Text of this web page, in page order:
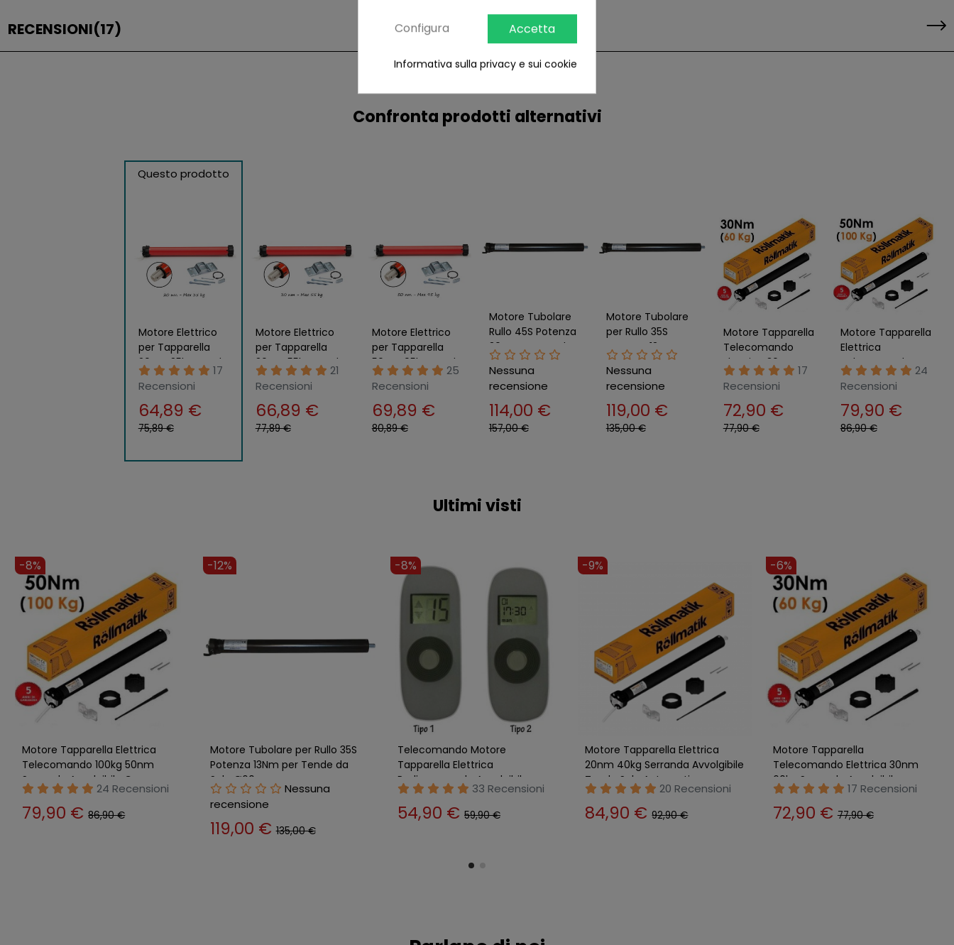
RECENSIONI(17)
Confronta prodotti alternativi
Questo prodotto
Motore Elettrico
per Tapparella
20nm 35kg Tende
da Sole Serranda
Avvolgibile
17
Recensioni
64,89 €
75,89 €
Motore Elettrico
per Tapparella
30nm 55kg Tenda
da Sole Serranda
Avvolgibile
21
Recensioni
66,89 €
77,89 €
Motore Elettrico
per Tapparella
50nm 95kg Tenda
da Sole Serranda
Avvolgibile
25
Recensioni
69,89 €
80,89 €
Motore Tubolare
Rullo 45S Potenza
30Nm per Tende
da Sole Ø70 mm
4x3 mt
Nessuna
recensione
114,00 €
157,00 €
Motore Tubolare
per Rullo 35S
Potenza 13Nm per
Tende da Sole
Ø60 mm
Nessuna
recensione
119,00 €
135,00 €
Motore Tapparella
Telecomando
Elettrica 30nm
60kg Serranda
Avvolgibile
Automatic
17
Recensioni
72,90 €
77,90 €
Motore Tapparella
Elettrica
Telecomando
100kg 50nm
Serranda
Avvolgibile Casa
24
Recensioni
79,90 €
86,90 €
Ultimi visti
-9%
Motore Tapparella Elettrica
20nm 40kg Serranda Avvolgibile
Tende Sole Automatica
20 Recensioni
84,90 €92,90 €
-6%
Motore Tapparella
Telecomando Elettrica 30nm
60kg Serranda Avvolgibile
Automatic
17 Recensioni
72,90 €
-14%
Motore Elettrico per Tapparella
30nm 55kg Tenda da Sole
Serranda Avvolgibile
21 Recensioni
66,89 €77,89 €
-14%
Motore Elettrico per Tapparella
50nm 95kg Tenda da Sole
Serranda Avvolgibile
25 Recensioni
69,89 €80,89 €
-27%
Motore Tubolare Rullo 45S
Potenza 30Nm per Tende da
Sole Ø70 mm 4x3 mt
Nessuna
recensione
114,00 €
Configura Accetta
Informativa sulla privacy e sui cookie